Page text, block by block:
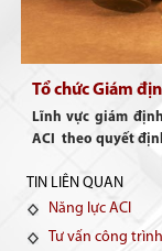
Tổ chức Giám
Lĩnh vực giám
ACI theo quyết định
TIN LIÊN QUAN
Năng lực ACI
Tư vấn công